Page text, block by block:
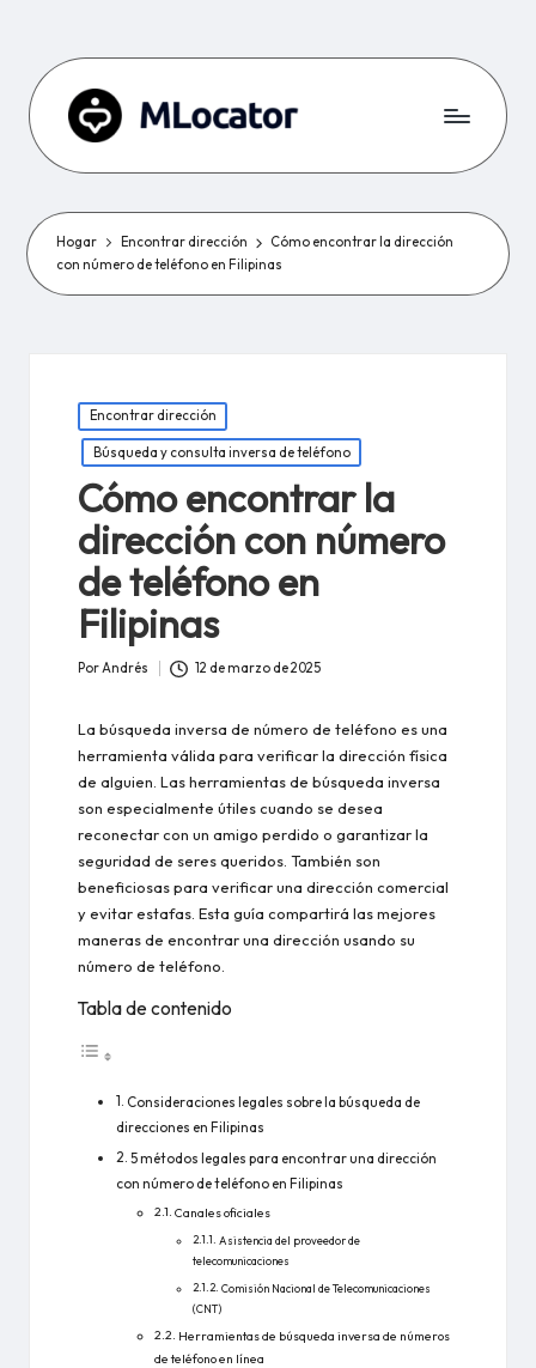
Hogar Encontrar dirección
Cómo encontrar la dirección
con número de teléfono en Filipinas
Publicado
en
Encontrar dirección
Búsqueda y consulta inversa de teléfono
Cómo encontrar la
dirección con número
de teléfono en
Filipinas
Publicado
PorAndrés 12 de marzo de 2025
La búsqueda inversa de número de teléfono es una
herramienta válida para verificar la dirección física
de alguien. Las herramientas de búsqueda inversa
son especialmente útiles cuando se desea
reconectar con un amigo perdido o garantizar la
seguridad de seres queridos. También son
beneficiosas para verificar una dirección comercial
y evitar estafas. Esta guía compartirá las mejores
maneras de encontrar una dirección usando su
número de teléfono.
Tabla de contenido
Consideraciones legales sobre la búsqueda de
direcciones en Filipinas
5 métodos legales para encontrar una dirección
con número de teléfono en Filipinas
Canales oficiales
Asistencia del proveedor de
telecomunicaciones
Comisión Nacional de Telecomunicaciones
(CNT)
Herramientas de búsqueda inversa de números
de teléfono en línea